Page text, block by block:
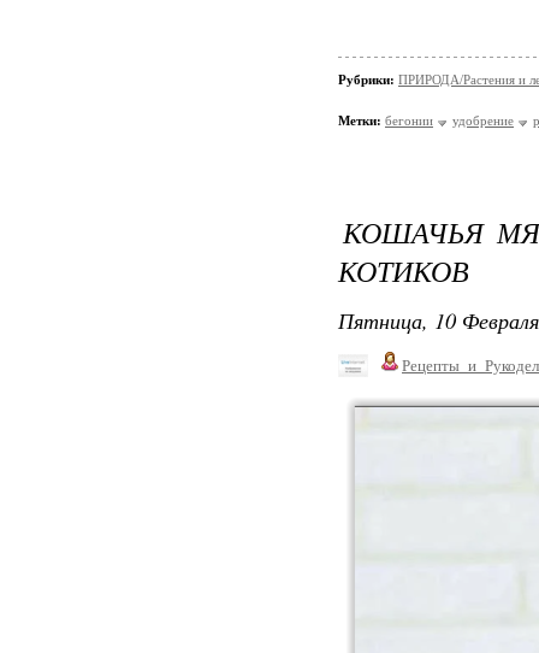
Рубрики: ПРИРОДА/Растения и
Метки: бегонии удобрение
КОШАЧЬЯ
КОТИКОВ
Пятница, 10